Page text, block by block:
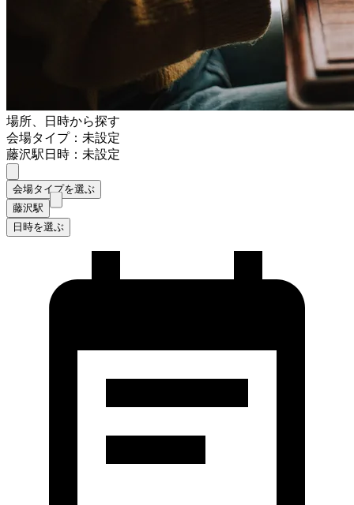
場所、日時から探す
会場タイプ：未設定
藤沢駅日時：未設定
会場タイプを選ぶ
藤沢駅
日時を選ぶ